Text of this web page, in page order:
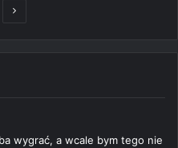
Następna
wygrać, a wcale bym tego nie